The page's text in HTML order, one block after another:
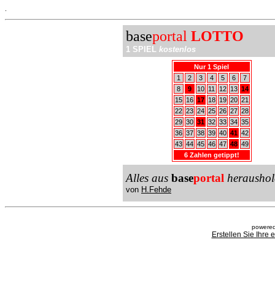
baseportal LOTTO
1 SPIEL kostenlos
Nur 1 Spiel
1
2 3 4 5 6
7
8
9 10 11 12 13 14
15
16 17 18 19 20 21
22 23 24 25 26 27 28
29 30 31 32 33 34 35
36 37 38 39 40 41 42
43 44 45 46 47 48 49
6 Zahlen getippt!
Alles aus baseportal
von H.Fehde
Erstellen Sie Ihre